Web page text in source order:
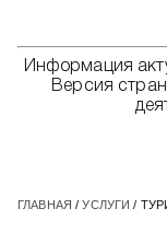
Информация
Версия
ГЛАВНАЯ /УСЛУГИ /